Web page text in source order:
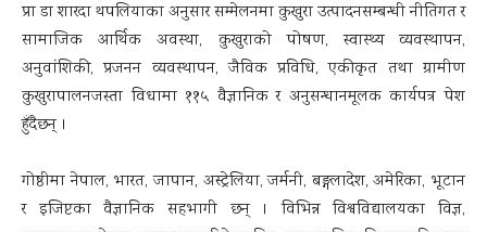
प्रा डा शारदा थपलियाका अनुसार सम्मेलनमा कुखुरा उत्पादनसम्बन्धी नीतिगत र
सामाजिक आर्थिक अवस्था, कुखुराको पोषण, स्वास्थ्य व्यवस्थापन,
अनुवांशिकी, प्रजनन व्यवस्थापन, जैविक प्रविधि, एकीकृत तथा ग्रामीण
कुखुरापालनजस्ता विधामा ११५ वैज्ञानिक र अनुसन्धानमूलक कार्यपत्र पेश
हुँदैछन् ।
गोष्ठीमा नेपाल, भारत, जापान, अस्ट्रेलिया, जर्मनी, बङ्गलादेश, अमेरिका, भूटान
र इजिप्टका वैज्ञानिक सहभागी छन् । विभिन्न विश्वविद्यालयका विज्ञ,